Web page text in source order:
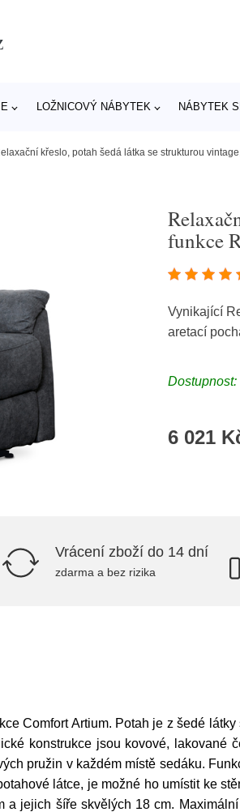
LOŽNICOVÝ NÁBYTEK NÁBYTEK
křeslo, potah šedá látka se strukturou
funkce
Vynikající
aretací
6 021
Vrácení zboží do 14 dní
zdarma a bez rizika
Comfort Artium. Potah je z šedé
konstrukce jsou kovové,
pružin v každém místě sedáku.
látce, je možné ho umístit ke
a jejich šíře skvělých 18 cm.